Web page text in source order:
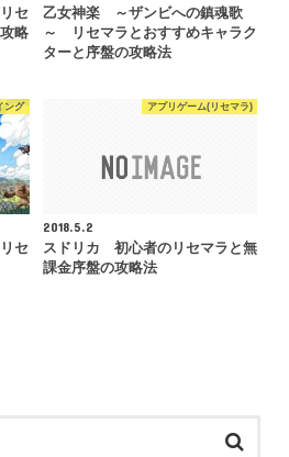
セ
略
乙女神楽 ～ザンビへの鎮魂歌
～ リセマラとおすすめキャラク
ターと序盤の攻略法
ング
セ
アプリゲーム(リセマラ)
2018.5.2
スドリカ 初心者のリセマラと無
課金序盤の攻略法